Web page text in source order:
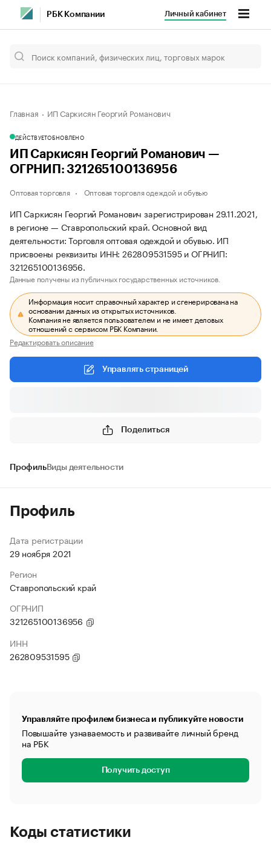
РБК Компании Личный кабинет
Главная ИП Саркисян Георгий Романович
ДЕЙСТВУЕТОБНОВЛЕНО
ИП Саркисян Георгий Романович —
ОГРНИП: 321265100136956
Оптовая торговля Оптовая торговля одеждой и обувью
ИП Саркисян Георгий Романович зарегистрирован 29.11.2021,
в регионе — Ставропольский край. Основной вид
деятельности: Торговля оптовая одеждой и обувью. ИП
присвоены реквизиты ИНН: 262809531595 и ОГРНИП:
321265100136956.
Данные получены из публичных государственных источников.
Информация носит справочный характер и сгенерирована на
основании данных из открытых источников.
Компания не является пользователем и не имеет деловых
отношений с сервисом РБК Компании.
Редактировать описание
Управлять страницей
Поделиться
ПрофильВиды деятельности
Профиль
Дата регистрации
29 ноября 2021
Регион
Ставропольский край
ОГРНИП
321265100136956
ИНН
262809531595
Управляйте профилем бизнеса и публикуйте новости
Повышайте узнаваемость и развивайте личный бренд
на РБК
Получить доступ
Коды статистики